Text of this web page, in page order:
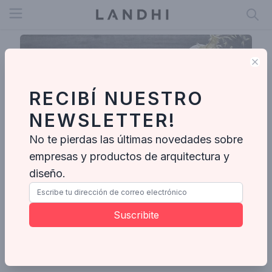
Open menu
ILVA
RECIBÍ NUESTRO
NEWSLETTER!
No te pierdas las últimas novedades sobre
empresas y productos de arquitectura y
diseño.
Suscribite